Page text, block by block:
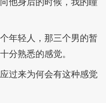
年轻人，那三个男的暂
分熟悉的感觉。
过来为何会有这种感觉